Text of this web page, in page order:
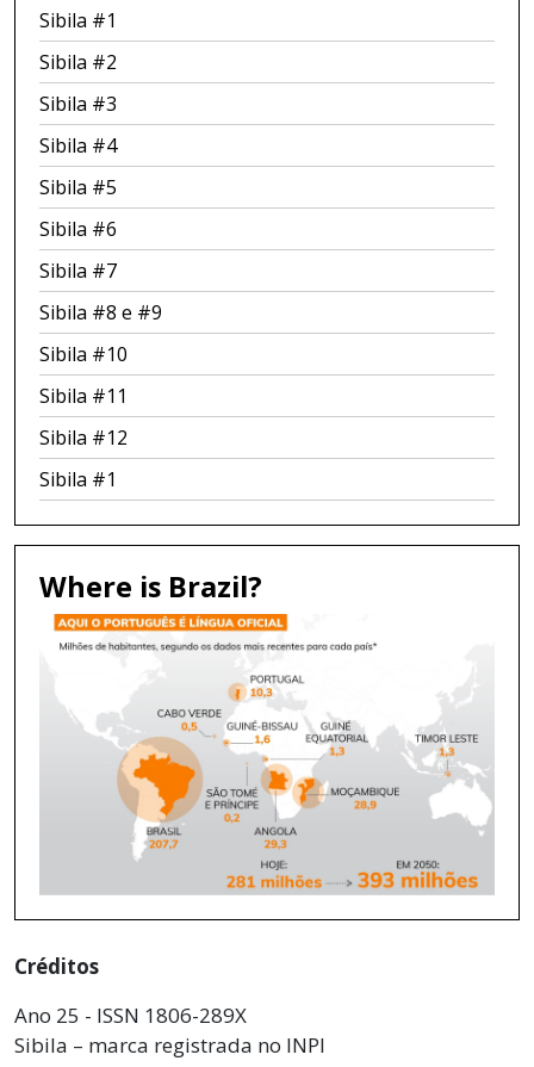
Sibila #1
Sibila #2
Sibila #3
Sibila #4
Sibila #5
Sibila #6
Sibila #7
Sibila #8 e #9
Sibila #10
Sibila #11
Sibila #12
Sibila #1
Where is Brazil?
Créditos
Ano 25 - ISSN 1806-289X
Sibila – marca registrada no INPI